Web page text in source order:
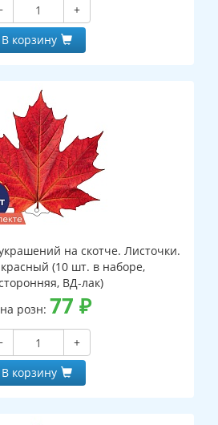
+
В корзину
на скотче. Листочки.
(10 шт. в наборе,
ВД-лак)
розн: 77 ₽
+
В корзину